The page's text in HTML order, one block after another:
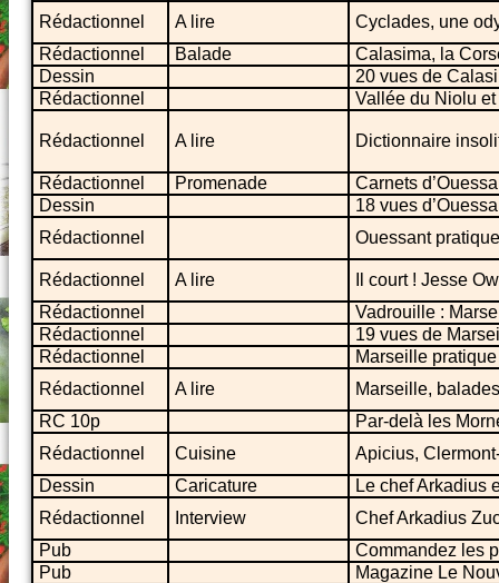
Rédactionnel
A lire
Cyclades, une
Rédactionnel
Balade
Calasima, la
Dessin
20 vues de
Rédactionnel
Vallée du Niolu
Rédactionnel A lire Dictionnaire
Rédactionnel Promenade
Carnets
Dessin
18 vues
Rédactionnel
Ouessant pratique
Rédactionnel A lire
Il court ! Jesse
Rédactionnel
Vadrouille :
Rédactionnel
19 vues de
Rédactionnel
Marseille pratique
Rédactionnel
A lire
Marseille,
RC 10p
Par-delà les
Rédactionnel
Cuisine
Apicius,
Dessin
Caricature
Le chef Arkadius
Rédactionnel
Interview
Chef Arkadius
Pub
Commandez les
Pub
Magazine Le